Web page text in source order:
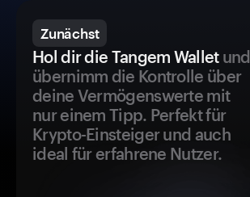
Zunächst
Hol dir die Tangem Walletund
übernimm die Kontrolle über
deine Vermögenswerte mit
nur einem Tipp. Perfekt für
Krypto-Einsteiger und auch
ideal für erfahrene Nutzer.